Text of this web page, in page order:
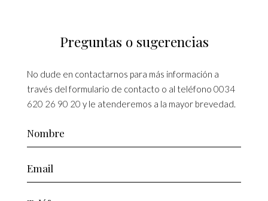
Preguntas o sugerencias
No dude en contactarnos para más información a
través del formulario de contacto o al teléfono 0034
620 26 90 20 y le atenderemos a la mayor brevedad.